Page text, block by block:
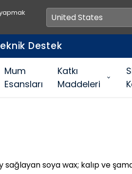
Destek
Mum
Esansları
Katkı
Maddeleri
soya wax; kalıp ve